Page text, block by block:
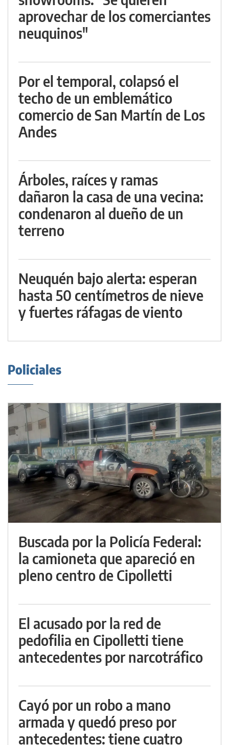
aprovechar de los comerciantes
neuquinos"
Por el temporal, colapsó el
techo de un emblemático
comercio de San Martín de Los
Andes
Árboles, raíces y ramas
dañaron la casa de una vecina:
condenaron al dueño de un
terreno
Neuquén bajo alerta: esperan
hasta 50 centímetros de nieve
y fuertes ráfagas de viento
Policiales
Buscada por la Policía Federal:
la camioneta que apareció en
pleno centro de Cipolletti
El acusado por la red de
pedofilia en Cipolletti tiene
antecedentes por narcotráfico
Cayó por un robo a mano
armada y quedó preso por
antecedentes: tiene cuatro